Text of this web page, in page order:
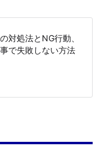
対処法とNG行動、
で失敗しない方法